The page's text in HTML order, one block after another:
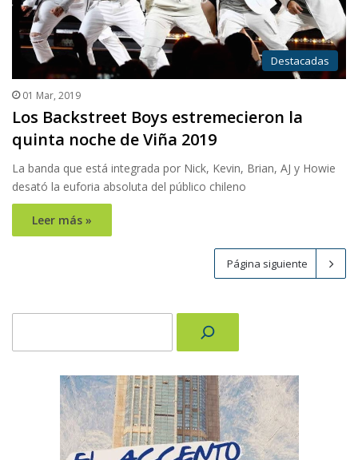
Destacadas
01 Mar, 2019
Los Backstreet Boys estremecieron la
quinta noche de Viña 2019
La banda que está integrada por Nick, Kevin, Brian, AJ y Howie
desató la euforia absoluta del público chileno
Leer más »
Página siguiente